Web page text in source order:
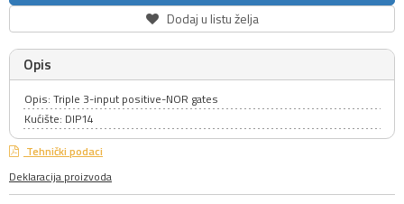
Dodaj u listu želja
Opis
Opis: Triple 3-input positive-NOR gates
Kućište: DIP14
Tehnički podaci
Deklaracija proizvoda